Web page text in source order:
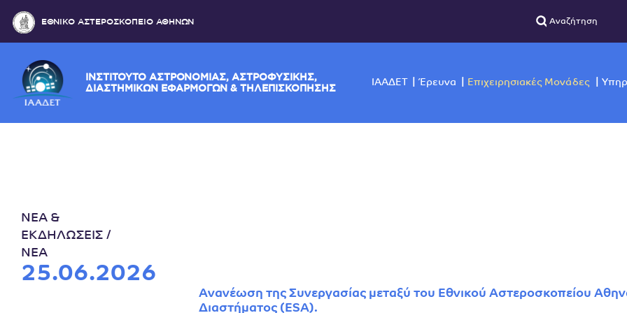
ΙΝΣΤΙΤΟΥΤΟ ΑΣΤΡΟΝΟΜΙΑΣ, ΑΣΤΡΟΦΥΣΙΚΗΣ,
ΕΘΝΙΚΟ ΑΣΤΕΡΟΣΚΟΠΕΙΟ ΑΘΗΝΩΝ
ΝΕΑ &
ΕΚΔΗΛΩΣΕΙΣ
ΝΕΑ
25.06.2026
Ανανέωση της Συνεργασίας μεταξύ του Εθνικού Αστεροσκοπείου
Διαστήματος (ESA).